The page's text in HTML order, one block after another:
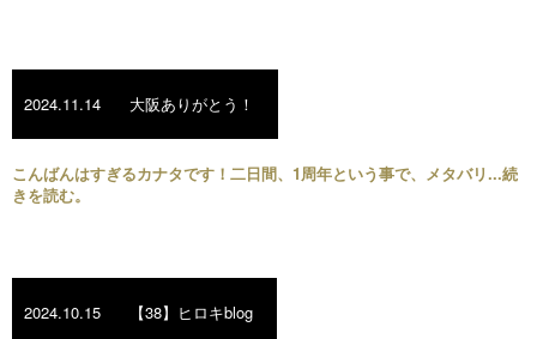
2024.11.14 大阪ありがとう！
こんばんはすぎるカナタです！二日間、1周年という事で、メタバリ...続
きを読む。
2024.10.15 【38】ヒロキblog